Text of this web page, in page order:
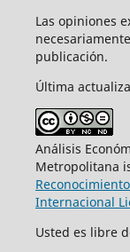
Las opiniones
publicación.
Última
Análisis
Metropolitana
Internacional
Usted es libre